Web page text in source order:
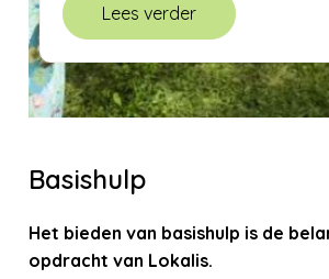
Lees verder
Basishulp
Het bieden van basishulp is de
opdracht van Lokalis.